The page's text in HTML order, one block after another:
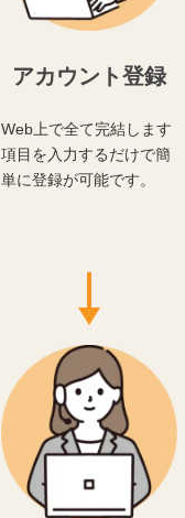
アカウント登録
Web上で全て完結します
項目を入力するだけで簡
単に登録が可能です。